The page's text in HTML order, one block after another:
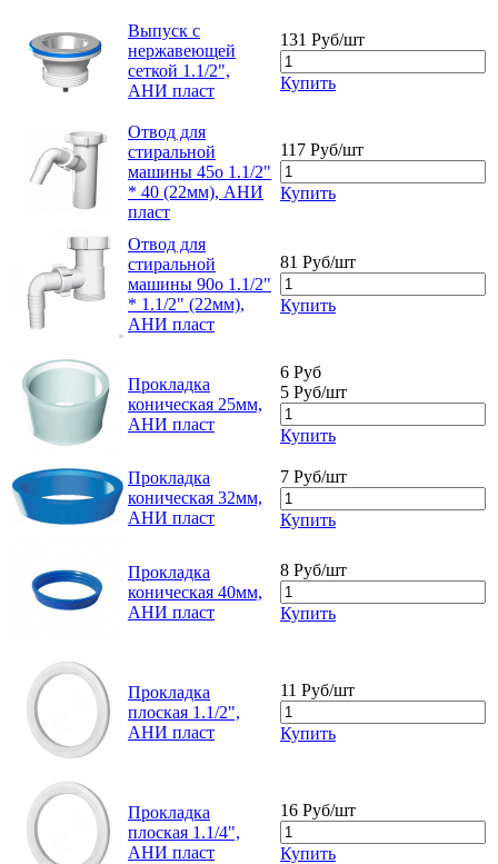
Выпуск с
нержавеющей
сеткой 1.1/2",
АНИ пласт
131 Руб/шт
Купить
Отвод для
стиральной
машины 45о 1.1/2"
* 40 (22мм), АНИ
пласт
117 Руб/шт
Купить
Отвод для
стиральной
машины 90о 1.1/2"
* 1.1/2" (22мм),
АНИ пласт
81 Руб/шт
Купить
Прокладка
коническая 25мм,
АНИ пласт
6 Руб
5 Руб/шт
Купить
Прокладка
коническая 32мм,
АНИ пласт
7 Руб/шт
Купить
Прокладка
коническая 40мм,
АНИ пласт
8 Руб/шт
Купить
Прокладка
плоская 1.1/2",
АНИ пласт
11 Руб/шт
Купить
Прокладка
плоская 1.1/4",
АНИ пласт
16 Руб/шт
Купить